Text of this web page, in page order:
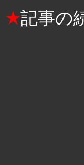
★記事の